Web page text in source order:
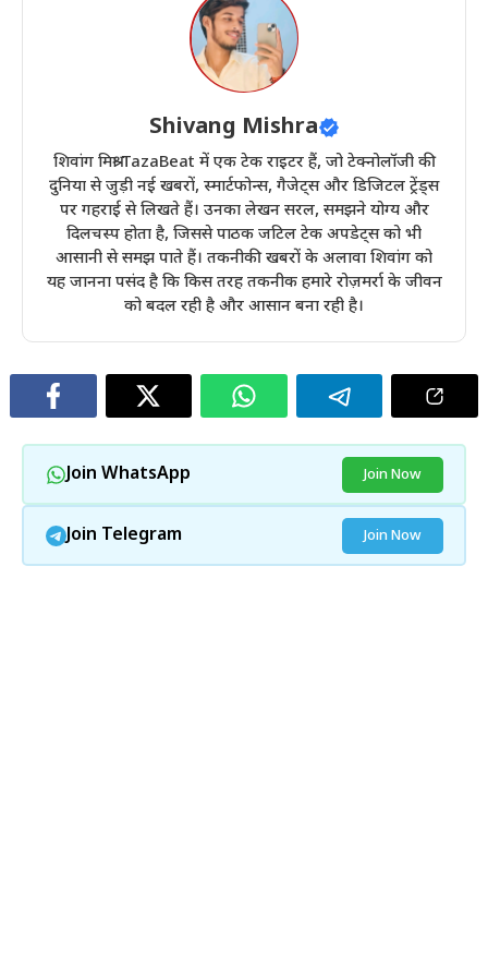
Shivang Mishra
शिवांग मिश्रा TazaBeat में एक टेक राइटर हैं, जो टेक्नोलॉजी की
दुनिया से जुड़ी नई खबरों, स्मार्टफोन्स, गैजेट्स और डिजिटल ट्रेंड्स
पर गहराई से लिखते हैं। उनका लेखन सरल, समझने योग्य और
दिलचस्प होता है, जिससे पाठक जटिल टेक अपडेट्स को भी
आसानी से समझ पाते हैं। तकनीकी खबरों के अलावा शिवांग को
यह जानना पसंद है कि किस तरह तकनीक हमारे रोज़मर्रा के जीवन
को बदल रही है और आसान बना रही है।
Join WhatsApp Join Now
Join Telegram Join Now